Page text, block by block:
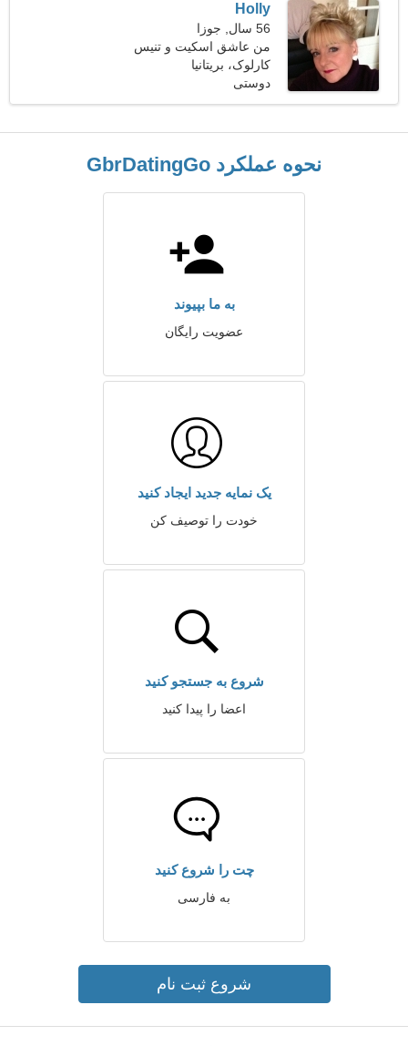
Holly
56 سال, جوزا
من عاشق اسکیت و تنیس
هستم
کارلوک، بریتانیا
دوستی
نحوه عملکرد GbrDatingGo
به ما بپیوند
عضویت رایگان
یک نمایه جدید ایجاد کنید
خودت را توصیف کن
شروع به جستجو کنید
اعضا را پیدا کنید
چت را شروع کنید
به فارسی
شروع ثبت نام